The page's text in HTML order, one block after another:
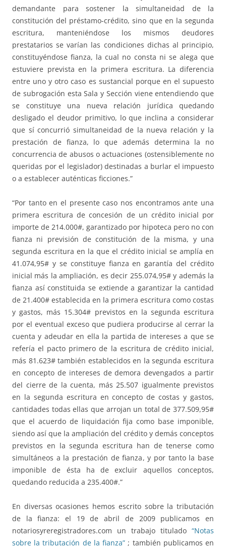
demandante para sostener la simultaneidad de la
constitución del préstamo-crédito, sino que en la segunda
escritura, manteniéndose los mismos deudores
prestatarios se varían las condiciones dichas al principio,
constituyéndose fianza, la cual no consta ni se alega que
estuviere prevista en la primera escritura. La diferencia
entre uno y otro caso es sustancial porque en el supuesto
de subrogación esta Sala y Sección viene entendiendo que
se constituye una nueva relación jurídica quedando
desligado el deudor primitivo, lo que inclina a considerar
que sí concurrió simultaneidad de la nueva relación y la
prestación de fianza, lo que además determina la no
concurrencia de abusos o actuaciones (ostensiblemente no
queridas por el legislador) destinadas a burlar el impuesto
o a establecer auténticas ficciones.”
“Por tanto en el presente caso nos encontramos ante una
primera escritura de concesión de un crédito inicial por
importe de 214.000#, garantizado por hipoteca pero no con
fianza ni previsión de constitución de la misma, y una
segunda escritura en la que el crédito inicial se amplía en
41.074,95# y se constituye fianza en garantía del crédito
inicial más la ampliación, es decir 255.074,95# y además la
fianza así constituida se extiende a garantizar la cantidad
de 21.400# establecida en la primera escritura como costas
y gastos, más 15.304# previstos en la segunda escritura
por el eventual exceso que pudiera producirse al cerrar la
cuenta y adeudar en ella la partida de intereses a que se
refería el pacto primero de la escritura de crédito inicial,
más 81.623# también establecidos en la segunda escritura
en concepto de intereses de demora devengados a partir
del cierre de la cuenta, más 25.507 igualmente previstos
en la segunda escritura en concepto de costas y gastos,
cantidades todas ellas que arrojan un total de 377.509,95#
que el acuerdo de liquidación fija como base imponible,
siendo así que la ampliación del crédito y demás conceptos
previstos en la segunda escritura han de tenerse como
simultáneos a la prestación de fianza, y por tanto la base
imponible de ésta ha de excluir aquellos conceptos,
quedando reducida a 235.400#.”
En diversas ocasiones hemos escrito sobre la tributación
de la fianza: el 19 de abril de 2009 publicamos en
notariosyreregistradores.com un trabajo titulado “Notas
sobre la tributación de la fianza” ; también publicamos en